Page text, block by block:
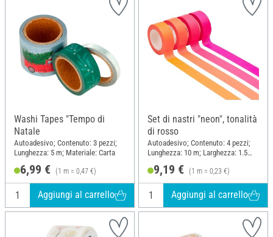
Washi Tapes "Tempo di
Natale
Autoadesivo; Contenuto: 3 pezzi;
Lunghezza: 5 m; Materiale: Carta
6,99 € (1 m = 0,47 €)
Aggiungi al carrello
Set di nastri "neon", tonalità
di rosso
Autoadesivo; Contenuto: 4 pezzi;
Lunghezza: 10 m; Larghezza: 1.5
9,19 € (1 m = 0,23 €)
Aggiungi al carrello